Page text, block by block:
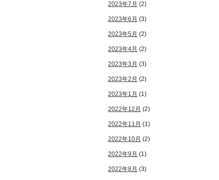
2023年7月 (2)
2023年6月 (3)
2023年5月 (2)
2023年4月 (2)
2023年3月 (3)
2023年2月 (2)
2023年1月 (1)
2022年12月 (2)
2022年11月 (1)
2022年10月 (2)
2022年9月 (1)
2022年8月 (3)